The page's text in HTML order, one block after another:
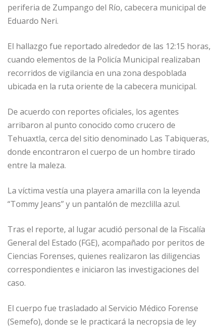
periferia de Zumpango del Río, cabecera municipal de
Eduardo Neri.
El hallazgo fue reportado alrededor de las 12:15 horas,
cuando elementos de la Policía Municipal realizaban
recorridos de vigilancia en una zona despoblada
ubicada en la ruta oriente de la cabecera municipal.
De acuerdo con reportes oficiales, los agentes
arribaron al punto conocido como crucero de
Tehuaxtla, cerca del sitio denominado Las Tabiqueras,
donde encontraron el cuerpo de un hombre tirado
entre la maleza.
La víctima vestía una playera amarilla con la leyenda
“Tommy Jeans” y un pantalón de mezclilla azul.
Tras el reporte, al lugar acudió personal de la Fiscalía
General del Estado (FGE), acompañado por peritos de
Ciencias Forenses, quienes realizaron las diligencias
correspondientes e iniciaron las investigaciones del
caso.
El cuerpo fue trasladado al Servicio Médico Forense
(Semefo), donde se le practicará la necropsia de ley